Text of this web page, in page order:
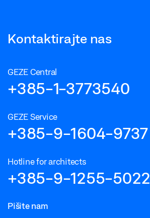
Kontaktirajte nas
GEZE Central
+385-1-3773540
GEZE Service
+385-9-1604-9737
Hotline for architects
+385-9-1255-5022
Pišite nam